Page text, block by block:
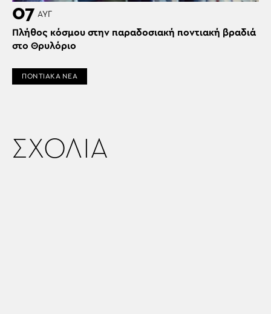
07 ΑΥΓ
Πλήθος κόσμου στην παραδοσιακή ποντιακή βραδιά
στο Θρυλόριο
ΠΟΝΤΙΑΚΑ ΝΕΑ
ΣΧΟΛΙΑ